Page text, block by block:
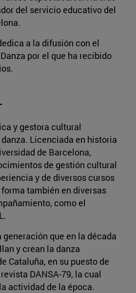
del servicio educativo del
a la difusión con el
por el que ha recibido
y gestora cultural
Licenciada en historia
de Barcelona,
de gestión cultural
y de diversos cursos
también en diversas
como el
generación que en la década
y crean la danza
Cataluña, en su puesto de
DANSA-79, la cual
actividad de la época.